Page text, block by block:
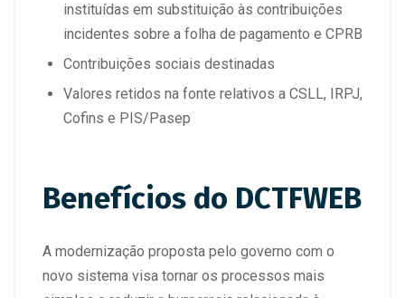
instituídas em substituição às contribuições
incidentes sobre a folha de pagamento e CPRB
Contribuições sociais destinadas
Valores retidos na fonte relativos a CSLL, IRPJ,
Cofins e PIS/Pasep
Benefícios do DCTFWEB
A modernização proposta pelo governo com o
novo sistema visa tornar os processos mais